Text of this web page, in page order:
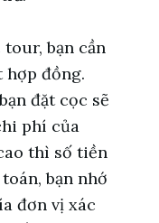
bạn cần
hợp đồng.
đặt cọc sẽ
phí của
thì số tiền
bạn nhớ
đơn vị xác